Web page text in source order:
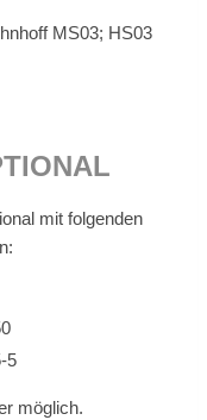
MS03; HS03
mit fol­gen­den
mög­lich.